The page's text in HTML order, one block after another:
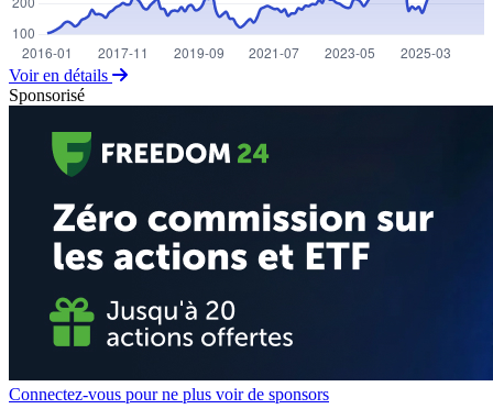
Voir en détails
Sponsorisé
Connectez-vous pour ne plus voir de sponsors